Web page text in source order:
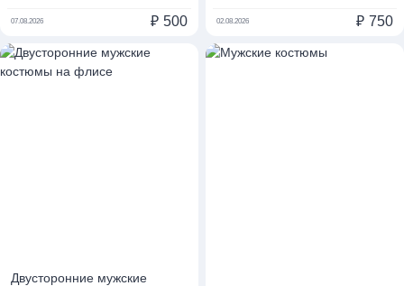
07.08.2026 ₽ 500 02.08.2026 ₽ 750
Двусторонние мужские